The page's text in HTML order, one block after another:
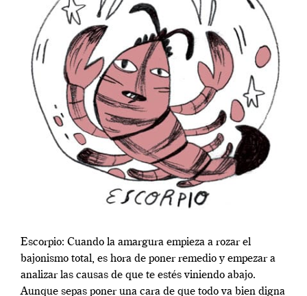
Escorpio: Cuando la amargura empieza a rozar el
bajonismo total, es hora de poner remedio y empezar a
analizar las causas de que te estés viniendo abajo.
Aunque sepas poner una cara de que todo va bien digna